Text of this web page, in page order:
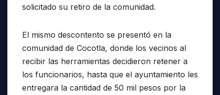
solicitado su retiro de la comunidad.
El mismo descontento se presentó en la
comunidad de Cocotla, donde los vecinos al
recibir las herramientas decidieron retener a
los funcionarios, hasta que el ayuntamiento les
entregara la cantidad de 50 mil pesos por la